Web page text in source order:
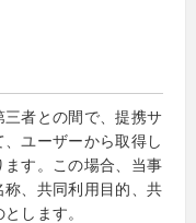
者との間で、提携サ
ユーザーから取得し
す。この場合、当事
、共同利用目的、共
します。